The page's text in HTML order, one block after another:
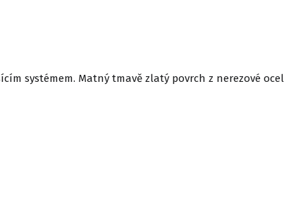
systémem. Matný tmavě zlatý povrch z nerezové